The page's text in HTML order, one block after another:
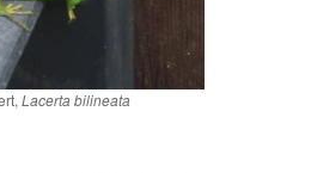
Lacerta bilineata